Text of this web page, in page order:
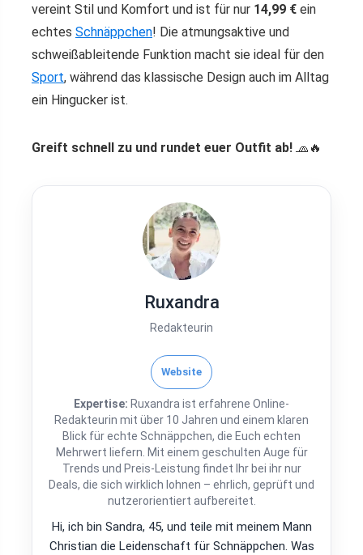
vereint Stil und Komfort und ist für nur 14,99 € ein
echtes Schnäppchen! Die atmungsaktive und
schweißableitende Funktion macht sie ideal für den
Sport, während das klassische Design auch im Alltag
ein Hingucker ist.
Greift schnell zu und rundet euer Outfit ab! 🧢🔥
Ruxandra
Redakteurin
Website
Expertise: Ruxandra ist erfahrene Online-
Redakteurin mit über 10 Jahren und einem klaren
Blick für echte Schnäppchen, die Euch echten
Mehrwert liefern. Mit einem geschulten Auge für
Trends und Preis-Leistung findet Ihr bei ihr nur
Deals, die sich wirklich lohnen – ehrlich, geprüft und
nutzerorientiert aufbereitet.
Hi, ich bin Sandra, 45, und teile mit meinem Mann
Christian die Leidenschaft für Schnäppchen. Was